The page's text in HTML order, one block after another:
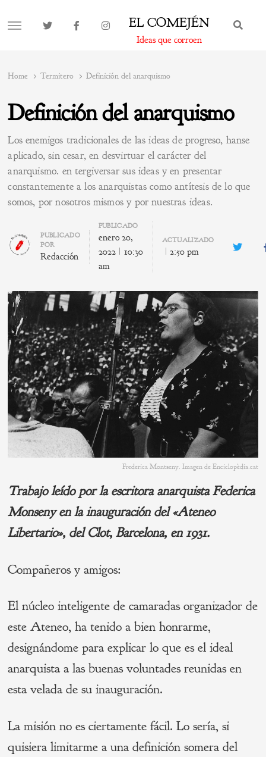
MENU EL COMEJÉN
Ideas que corroen
Home Termitero Definición del anarquismo
Definición del anarquismo
Los enemigos tradicionales de las ideas de progreso, hanse
aplicado, sin cesar, en desvirtuar el carácter del
anarquismo. en tergiversar sus ideas y en presentar
constantemente a los anarquistas como antítesis de lo que
somos, por nosotros mismos y por nuestras ideas.
Author
PUBLICADO
POR
Redacción
PUBLICADO
enero 20,
2022
10:30
am
ACTUALIZADO
2:50 pm Twitter
Frederica Montseny. Imagen de Enciclopèdia.cat
Trabajo leído por la escritora anarquista Federica
Monseny en la inauguración del «Ateneo
Libertario», del Clot, Barcelona, en 1931.
Compañeros y amigos:
El núcleo inteligente de camaradas organizador de
este Ateneo, ha tenido a bien honrarme,
designándome para explicar lo que es el ideal
anarquista a las buenas voluntades reunidas en
esta velada de su inauguración.
La misión no es ciertamente fácil. Lo sería, si
quisiera limitarme a una definición somera del